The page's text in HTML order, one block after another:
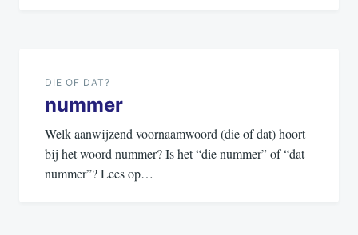
DIE OF DAT?
nummer
Welk aanwijzend voornaamwoord (die of dat) hoort
bij het woord nummer? Is het “die nummer” of “dat
nummer”? Lees op…